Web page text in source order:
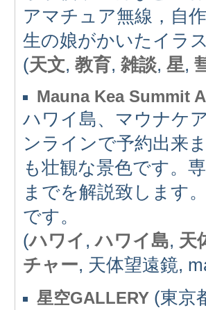
アマチュア無線，自
生の娘がかいたイラ
(天文, 教育, 雑談, 星,
Mauna Kea Summit
ハワイ島、マウナケ
ンラインで予約出来
も壮観な景色です。
までを解説致します
です。
(ハワイ ,ハワイ島, 天
チャー, 天体望遠鏡,
星空GALLERY (東京